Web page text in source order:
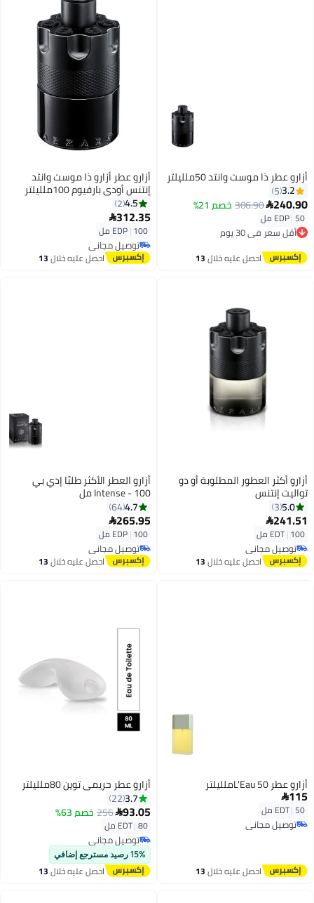
أزارو عطر ذا موست وانتد 50ملليلتر
3.2
5
240.90
306.90خصم 21%
EDP|50 ملأقل سعر في 30 يوم
توصيل مجاني
احصل عليه خلال13
اغسطس
أزارو عطر أزارو ذا موست وانتد
إنتنس أودي بارفيوم 100ملليلتر
4.5
2
312.35
EDP|100 مل
توصيل مجاني
توصيل مجانياحصل عليه خلال13
اغسطس
أزارو أكثر العطور المطلوبة أو دو
تواليت إنتنس
5.0
3
241.51
EDT|100 مل
توصيل مجاني
توصيل مجانياحصل عليه خلال13
أزارو العطر الأكثر طلبًا إدي بي
Intense - 100 مل
4.7
64
265.95
EDP|100 مل
توصيل مجاني
توصيل مجانياحصل عليه خلال13
أزارو عطر L'Eau 50ملليلتر
115
EDT|50 مل
توصيل مجاني
توصيل مجاني
احصل عليه خلال13
أزارو عطر حريمي توين 80ملليلتر
3.7
22
93.05
256 خصم 63%
EDT|80 مل
توصيل مجاني
توصيل مجاني
15% رصيد مسترجع إضافي
احصل عليه خلال13